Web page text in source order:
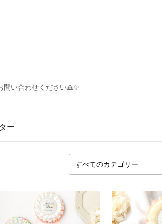
問い合わせください🙏✨
ー